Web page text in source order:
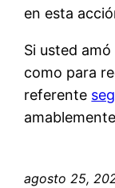
en esta
Si usted
como para
referente
agosto 25,